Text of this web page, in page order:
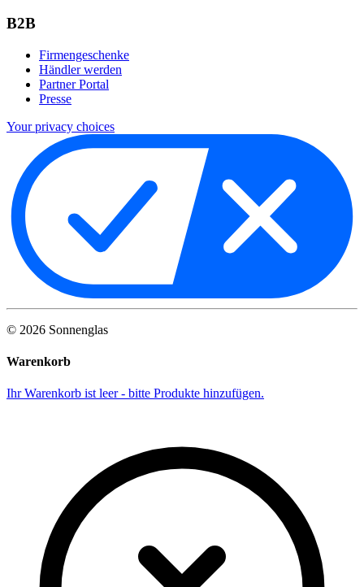
B2B
Firmengeschenke
Händler werden
Partner Portal
Presse
Your privacy choices
© 2026 Sonnenglas
Warenkorb
Ihr Warenkorb ist leer - bitte Produkte hinzufügen.